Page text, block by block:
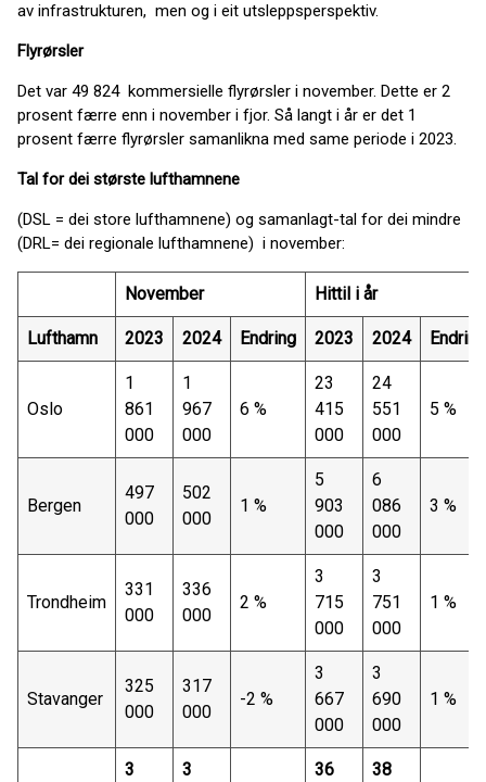
av infrastrukturen, men og i eit utsleppsperspektiv.
Flyrørsler
Det var 49 824 kommersielle flyrørsler i november. Dette er 2
prosent færre enn i november i fjor. Så langt i år er det 1
prosent færre flyrørsler samanlikna med same periode i 2023.
Tal for dei største lufthamnene
(DSL = dei store lufthamnene) og samanlagt-tal for dei mindre
(DRL= dei regionale lufthamnene) i november:
November Hittil i år
Lufthamn 2023 2024 Endring 2023 2024 Endring
Oslo
1
861
000
1
967
000
6 %
23
415
000
24
551
000
5 %
Bergen
497
000
502
000
1 %
5
903
000
6
086
000
3 %
Trondheim
331
000
336
000
2 %
3
715
000
3
751
000
1 %
Stavanger
325
000
317
000
-2 %
3
667
000
3
690
000
1 %
3
3
36
38